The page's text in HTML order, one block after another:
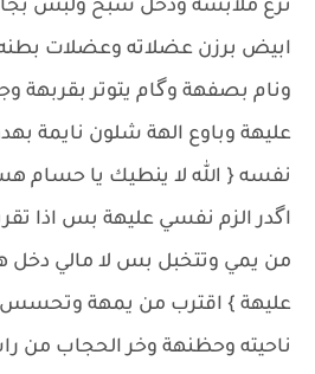
نزع ملابسة ودخل سبح ولبس
ابيض برزن عضلاته وعضلات
ونام بصفهة وگام يتوتر بقربهة
عليهة وباوع الهة شلون نايمة
نفسه { الله لا ينطيك يا حسام
اگدر الزم نفسي عليهة بس اذا
من يمي وتتخبل بس لا مالي دخل
عليهة } اقترب من يمهة
ناحيته وحظنهة وخر الحجاب من